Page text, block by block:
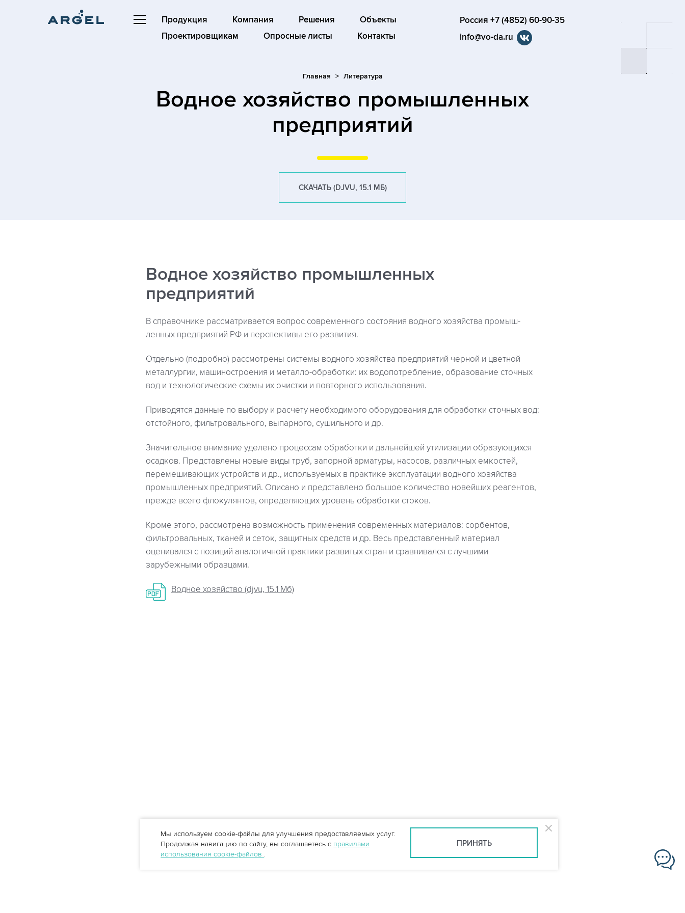
Продукция Компания Решения
Объекты
Проектировщикам
Опросные листы Контакты
Россия +7 (4852) 60-90-35
info@vo-da.ru
Главная Литература
Водное хозяйство промышленных
предприятий
СКАЧАТЬ (DJVU, 15.1 МБ)
Водное хозяйство промышленных
предприятий
В справочнике рассматривается вопрос современного состояния водного хозяйства промыш-
ленных предприятий РФ и перспективы его развития.
Отдельно (подробно) рассмотрены системы водного хозяйства предприятий черной и цветной
металлургии, машиностроения и металло-обработки: их водопотребление, образование сточных
вод и технологические схемы их очистки и повторного использования.
Приводятся данные по выбору и расчету необходимого оборудования для обработки сточных вод:
отстойного, фильтровального, выпарного, сушильного и др.
Значительное внимание уделено процессам обработки и дальнейшей утилизации образующихся
осадков. Представлены новые виды труб, запорной арматуры, насосов, различных емкостей,
перемешивающих устройств и др., используемых в практике эксплуатации водного хозяйства
промышленных предприятий. Описано и представлено большое количество новейших реагентов,
прежде всего флокулянтов, определяющих уровень обработки стоков.
Кроме этого, рассмотрена возможность применения современных материалов: сорбентов,
фильтровальных, тканей и сеток, защитных средств и др. Весь представленный материал
оценивался с позиций аналогичной практики развитых стран и сравнивался с лучшими
зарубежными образцами.
Водное хозяйство (djvu, 15.1 Мб)
Мы используем cookie-файлы для улучшения предоставляемых услуг.
Продолжая навигацию по сайту, вы соглашаетесь с правилами
использования cookie-файлов .
ПРИНЯТЬ